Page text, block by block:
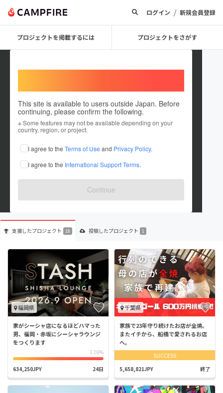
ログイン / 新規会員登録
プロジェクトを掲載するには プロジェクトをさがす
This site is available to users outside Japan. Before
continuing, please confirm the following.
※ Some features may not be available depending on your
country, region, or project.
I agree to the Terms of Use and Privacy Policy.
I agree to the International Support Terms.
Continue
Kishimoto Yuto
これまでに18回支援して1件のプロジェクトを投稿しています
在住国：日本 現在地：滋賀県
出身国：日本 出身地：愛知県
支援したプロジェクト 18 投稿したプロジェクト 1
福岡県
家がシーシャ店になるほどハマった
男、福岡・赤坂にシーシャラウンジ
をつくります
126%
634,250JPY 24日
千葉県
家族で23年守り続けたお店が全焼。
またイチから、船橋で愛されるお店
へ。
SUCCESS
5,658,821JPY 終了